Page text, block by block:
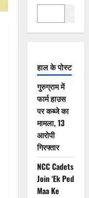
हाल के पोस्ट
गुरुग्राम में
फार्म हाउस
पर कब्जे का
मामला, 13
आरोपी
गिरफ्तार
NCC Cadets
Join ‘Ek Ped
Maa Ke